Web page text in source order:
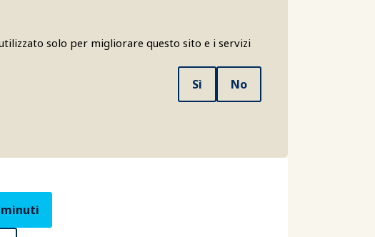
solo per migliorare questo sito e i servizi
Sì No
minuti